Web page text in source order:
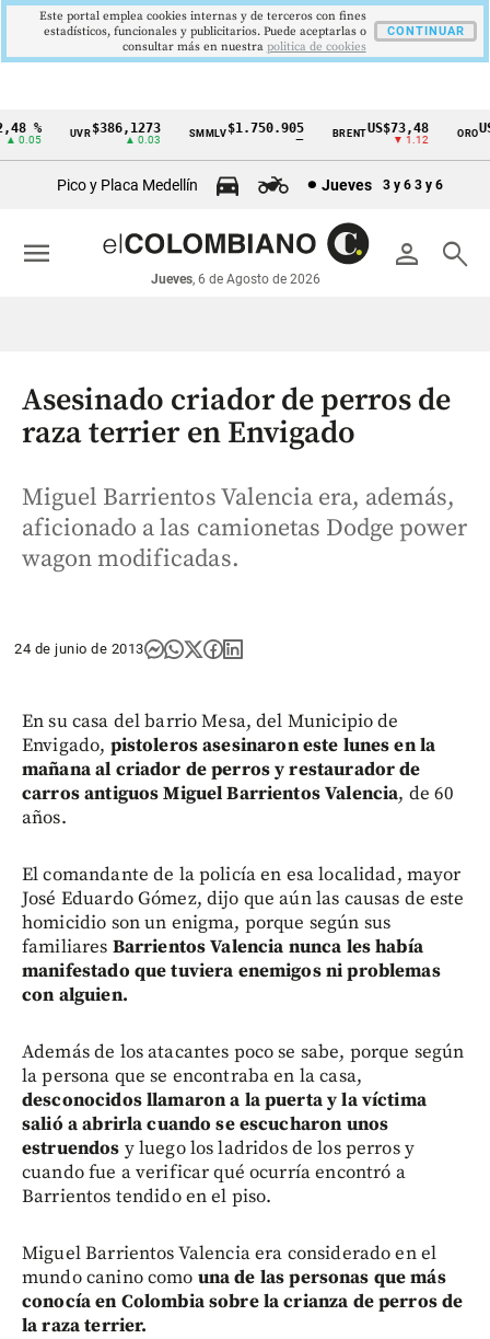
Cintillo
económicos
Colombia
% UVR$386,1273
▲ 0.03
SMMLV$1.750.905 BRENTUS$73,48
▼ 1.12
ORO
Pico y Placa Medellín Jueves 3 y 6 3 y 6
person search
Jueves, 6 de Agosto de 2026
menu
Asesinado criador de perros de
raza terrier en Envigado
Miguel Barrientos Valencia era, además,
aficionado a las camionetas Dodge power
wagon modificadas.
24 de junio de 2013
En su casa del barrio Mesa, del Municipio de
Envigado, pistoleros asesinaron este lunes en la
mañana al criador de perros y restaurador de
carros antiguos Miguel Barrientos Valencia, de 60
años.
El comandante de la policía en esa localidad, mayor
José Eduardo Gómez, dijo que aún las causas de este
homicidio son un enigma, porque según sus
familiares Barrientos Valencia nunca les había
manifestado que tuviera enemigos ni problemas
con alguien.
Además de los atacantes poco se sabe, porque según
la persona que se encontraba en la casa,
desconocidos llamaron a la puerta y la víctima
salió a abrirla cuando se escucharon unos
estruendos y luego los ladridos de los perros y
cuando fue a verificar qué ocurría encontró a
Barrientos tendido en el piso.
Miguel Barrientos Valencia era considerado en el
mundo canino como una de las personas que más
conocía en Colombia sobre la crianza de perros de
la raza terrier.
Este portal emplea cookies internas y de terceros con fines
estadísticos, funcionales y publicitarios. Puede aceptarlas o
consultar más en nuestra politica de cookies
CONTINUAR